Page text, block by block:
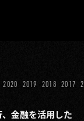
2020 2019 2018 2017
金融を活用した